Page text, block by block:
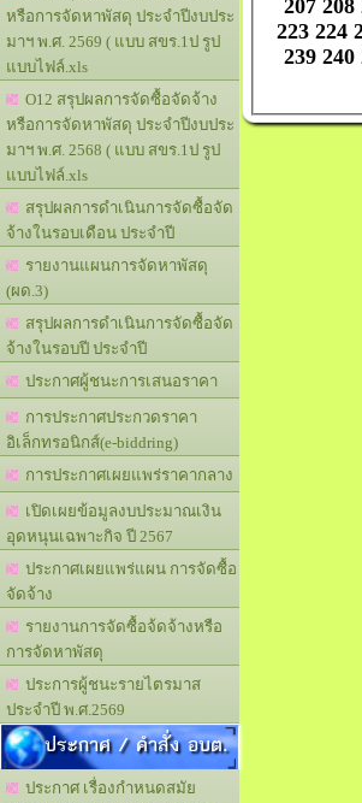
หรือการจัดหาพัสดุ ประจำปีงบประ
มาฯ พ.ศ. 2569 ( แบบ สขร.1ป รูป
แบบไฟล์.xls
O12 สรุปผลการจัดซื้อจัดจ้าง
หรือการจัดหาพัสดุ ประจำปีงบประ
มาฯ พ.ศ. 2568 ( แบบ สขร.1ป รูป
แบบไฟล์.xls
สรุปผลการดำเนินการจัดซื้อจัด
จ้างในรอบเดือน ประจำปี
รายงานแผนการจัดหาพัสดุ
(ผด.3)
สรุปผลการดำเนินการจัดซื้อจัด
จ้างในรอบปี ประจำปี
ประกาศผู้ชนะการเสนอราคา
การประกาศประกวดราคา
อิเล็กทรอนิกส์(e-biddring)
การประกาศเผยแพร่ราคากลาง
เปิดเผยข้อมูลงบประมาณเงิน
อุดหนุนเฉพาะกิจ ปี 2567
ประกาศเผยแพร่แผน การจัดซื้อ
จัดจ้าง
รายงานการจัดซื้อจ้ดจ้างหรือ
การจัดหาพัสดุ
ประการผู้ชนะรายไตรมาส
ประจำปี พ.ศ.2569
ประกาศ / คำสั่ง อบต.
ประกาศ เรื่องกำหนดสมัย
207 208
223 224
239 240